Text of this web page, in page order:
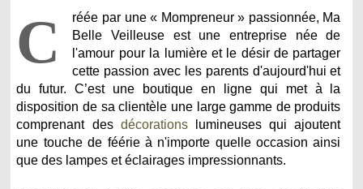
C
réée par une « Mompreneur » passionnée, Ma
Belle Veilleuse est une entreprise née de
l'amour pour la lumière et le désir de partager
cette passion avec les parents d'aujourd'hui et
du futur. C’est une boutique en ligne qui met à la
disposition de sa clientèle une large gamme de produits
comprenant des décorationslumineuses qui ajoutent
une touche de féérie à n'importe quelle occasion ainsi
que des lampes et éclairages impressionnants.